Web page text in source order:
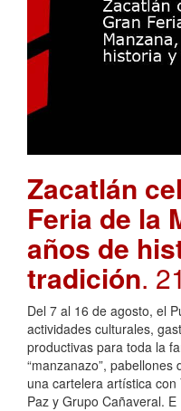
Zacatlán
Feria de la
años de
tradición.
Del 7 al 16 de agosto, el
actividades culturales,
productivas para toda la
“manzanazo”,
una cartelera artística con
Paz y Grupo Cañaveral. E